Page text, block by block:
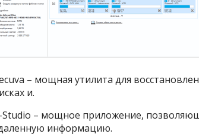
– мощная утилита для
и.
Studio – мощное приложение,
информацию.